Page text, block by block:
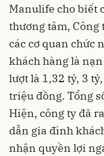
Manulife cho biết
thương tâm, Công
các cơ quan chức
khách hàng là
lượt là 1,32 tỷ, 3
triệu đồng. Tổng
Hiện, công ty đã
dẫn gia đình
nhận quyền lợi